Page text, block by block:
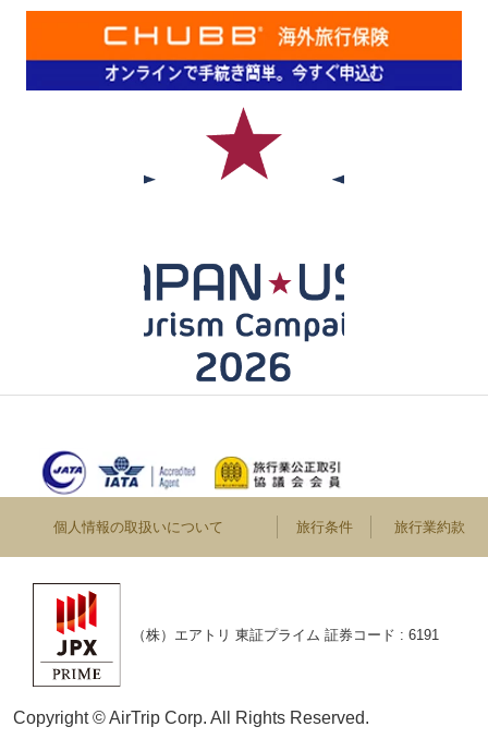
個人情報の取扱いについて 旅行条件 旅行業約款
（株）エアトリ 東証プライム 証券コード : 6191
Copyright © AirTrip Corp. All Rights Reserved.